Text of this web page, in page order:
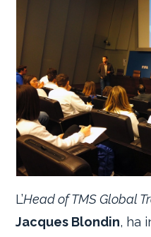
L’Head of TMS Global
Jacques Blondin, ha